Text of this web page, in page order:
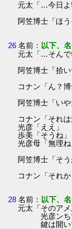
元太「…今日よ
阿笠博士「ほ
26 名前： 以下、
元太「…そんで
阿笠博士「拾
コナン「ん？
阿笠博士「い
コナン「それは
光彦「ええ」
歩美「そうね」
光彦母「無理ね
阿笠博士「そ
コナン「それ
28 名前： 以下、
元太「そのア
光彦ンちで
鍵は開いて